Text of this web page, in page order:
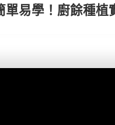
單易學！廚餘種植